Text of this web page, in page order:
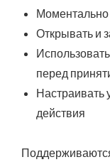
Моментально
Открывать и
перед
Настраивать
действия